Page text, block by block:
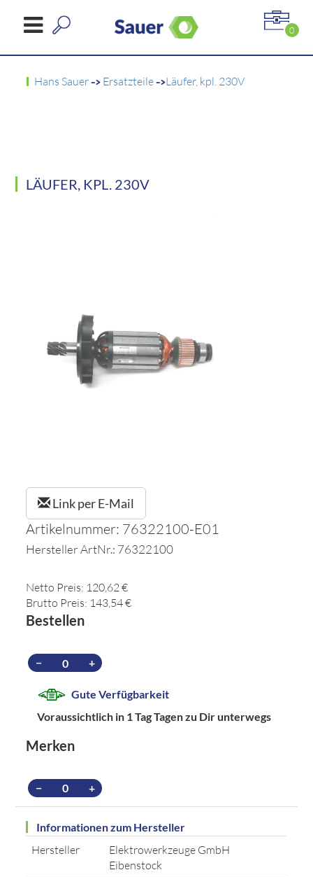
0
Hans Sauer-> Ersatzteile->Läufer, kpl. 230V
LÄUFER, KPL. 230V
Link per E-Mail
Artikelnummer: 76322100-E01
Hersteller ArtNr.: 76322100
Netto Preis: 120,62 €
Brutto Preis: 143,54 €
Bestellen
− +
Gute Verfügbarkeit
Voraussichtlich in 1 Tag Tagen zu Dir unterwegs
Merken
− +
Informationen zum Hersteller
Hersteller
Elektrowerkzeuge GmbH
Eibenstock